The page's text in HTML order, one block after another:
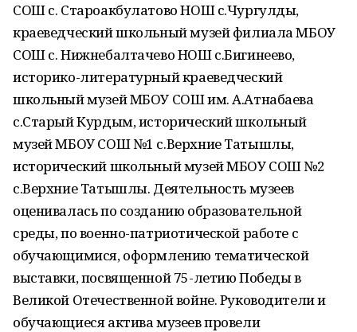
СОШ с. Староакбулатово НОШ с.Чургулды,
краеведческий школьный музей филиала МБОУ
СОШ с. Нижнебалтачево НОШ с.Бигинеево,
историко-литературный краеведческий
школьный музей МБОУ СОШ им. А.Атнабаева
с.Старый Курдым, исторический школьный
музей МБОУ СОШ №1 с.Верхние Татышлы,
исторический школьный музей МБОУ СОШ №2
с.Верхние Татышлы. Деятельность музеев
оценивалась по созданию образовательной
среды, по военно-патриотической работе с
обучающимися, оформлению тематической
выставки, посвященной 75-летию Победы в
Великой Отечественной войне. Руководители и
обучающиеся актива музеев провели